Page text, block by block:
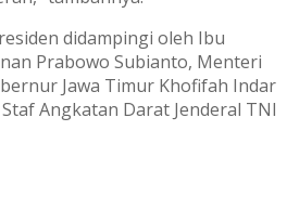
didampingi oleh Ibu
Prabowo Subianto, Menteri
Jawa Timur Khofifah Indar
Angkatan Darat Jenderal TNI